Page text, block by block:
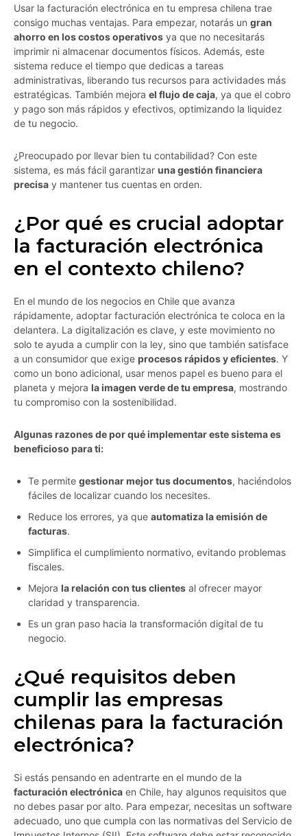
Usar la facturación electrónica en tu empresa chilena trae
consigo muchas ventajas. Para empezar, notarás un gran
ahorro en los costos operativos ya que no necesitarás
imprimir ni almacenar documentos físicos. Además, este
sistema reduce el tiempo que dedicas a tareas
administrativas, liberando tus recursos para actividades más
estratégicas. También mejora el flujo de caja, ya que el cobro
y pago son más rápidos y efectivos, optimizando la liquidez
de tu negocio.
¿Preocupado por llevar bien tu contabilidad? Con este
sistema, es más fácil garantizar una gestión financiera
precisa y mantener tus cuentas en orden.
¿Por qué es crucial adoptar
la facturación electrónica
en el contexto chileno?
En el mundo de los negocios en Chile que avanza
rápidamente, adoptar facturación electrónica te coloca en la
delantera. La digitalización es clave, y este movimiento no
solo te ayuda a cumplir con la ley, sino que también satisface
a un consumidor que exige procesos rápidos y eficientes. Y
como un bono adicional, usar menos papel es bueno para el
planeta y mejora la imagen verde de tu empresa, mostrando
tu compromiso con la sostenibilidad.
Algunas razones de por qué implementar este sistema es
beneficioso para ti:
Te permite gestionar mejor tus documentos, haciéndolos
fáciles de localizar cuando los necesites.
Reduce los errores, ya que automatiza la emisión de
facturas.
Simplifica el cumplimiento normativo, evitando problemas
fiscales.
Mejora la relación con tus clientes al ofrecer mayor
claridad y transparencia.
Es un gran paso hacia la transformación digital de tu
negocio.
¿Qué requisitos deben
cumplir las empresas
chilenas para la facturación
electrónica?
Si estás pensando en adentrarte en el mundo de la
facturación electrónica en Chile, hay algunos requisitos que
no debes pasar por alto. Para empezar, necesitas un software
adecuado, uno que cumpla con las normativas del Servicio de